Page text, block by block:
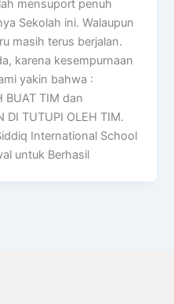
mensuport penuh
Sekolah ini. Walaupun
masih terus berjalan.
karena kesempurnaan
yakin bahwa :
BUAT TIM dan
DI TUTUPI OLEH TIM.
International School
untuk Berhasil